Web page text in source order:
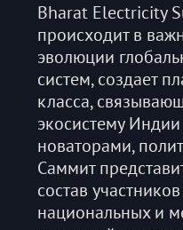
Bharat Electricity
происходит в
эволюции
систем, создает
класса,
экосистему
новаторами,
Саммит
состав
национальных и